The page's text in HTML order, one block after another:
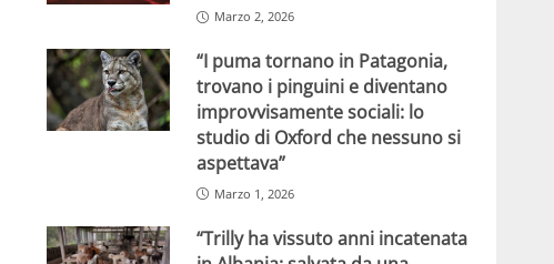
Marzo 2, 2026
“I puma tornano in Patagonia,
trovano i pinguini e diventano
improvvisamente sociali: lo
studio di Oxford che nessuno si
aspettava”
Marzo 1, 2026
“Trilly ha vissuto anni incatenata